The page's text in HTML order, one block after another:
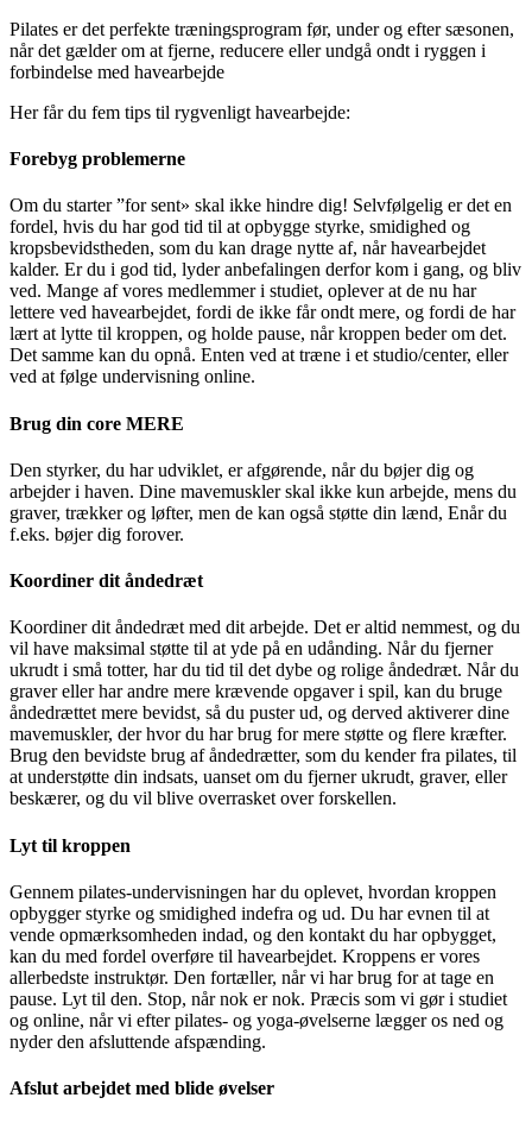
Pilates er det perfekte træningsprogram før, under og efter sæsonen,
når det gælder om at fjerne, reducere eller undgå ondt i ryggen i
forbindelse med havearbejde
Her får du fem tips til rygvenligt havearbejde:
Forebyg problemerne
Om du starter ”for sent» skal ikke hindre dig! Selvfølgelig er det en
fordel, hvis du har god tid til at opbygge styrke, smidighed og
kropsbevidstheden, som du kan drage nytte af, når havearbejdet
kalder. Er du i god tid, lyder anbefalingen derfor kom i gang, og bliv
ved. Mange af vores medlemmer i studiet, oplever at de nu har
lettere ved havearbejdet, fordi de ikke får ondt mere, og fordi de har
lært at lytte til kroppen, og holde pause, når kroppen beder om det.
Det samme kan du opnå. Enten ved at træne i et studio/center, eller
ved at følge undervisning online.
Brug din core MERE
Den styrker, du har udviklet, er afgørende, når du bøjer dig og
arbejder i haven. Dine mavemuskler skal ikke kun arbejde, mens du
graver, trækker og løfter, men de kan også støtte din lænd, Enår du
f.eks. bøjer dig forover.
Koordiner dit åndedræt
Koordiner dit åndedræt med dit arbejde. Det er altid nemmest, og du
vil have maksimal støtte til at yde på en udånding. Når du fjerner
ukrudt i små totter, har du tid til det dybe og rolige åndedræt. Når du
graver eller har andre mere krævende opgaver i spil, kan du bruge
åndedrættet mere bevidst, så du puster ud, og derved aktiverer dine
mavemuskler, der hvor du har brug for mere støtte og flere kræfter.
Brug den bevidste brug af åndedrætter, som du kender fra pilates, til
at understøtte din indsats, uanset om du fjerner ukrudt, graver, eller
beskærer, og du vil blive overrasket over forskellen.
Lyt til kroppen
Gennem pilates-undervisningen har du oplevet, hvordan kroppen
opbygger styrke og smidighed indefra og ud. Du har evnen til at
vende opmærksomheden indad, og den kontakt du har opbygget,
kan du med fordel overføre til havearbejdet. Kroppens er vores
allerbedste instruktør. Den fortæller, når vi har brug for at tage en
pause. Lyt til den. Stop, når nok er nok. Præcis som vi gør i studiet
og online, når vi efter pilates- og yoga-øvelserne lægger os ned og
nyder den afsluttende afspænding.
Afslut arbejdet med blide øvelser